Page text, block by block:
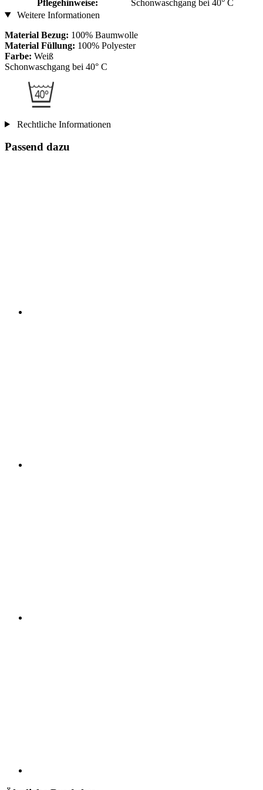
Pflegehinweise:
Schonwaschgang bei 40° C
Weitere Informationen
Material Bezug: 100% Baumwolle
Material Füllung: 100% Polyester
Farbe: Weiß
Schonwaschgang bei 40° C
Rechtliche Informationen
Passend dazu